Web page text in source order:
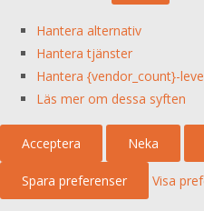
Hantera alternativ
Hantera tjänster
Hantera {vendor_count}-
Läs mer om dessa syften
Acceptera Neka
Spara preferenser Visa